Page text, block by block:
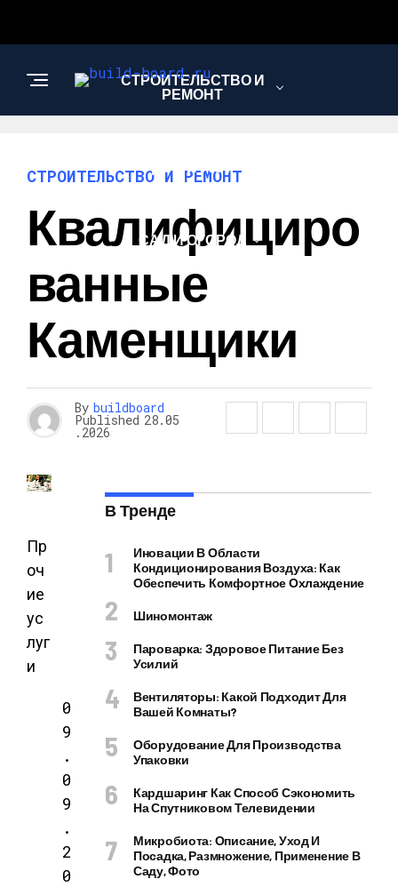
СТРОИТЕЛЬСТВО И
РЕМОНТ
ДОМ И УЮТ
САД И ОГОРОД
СТРОИТЕЛЬСТВО И РЕМОНТ
Квалифициро
Ванные
Каменщики
By buildboard
Published 28.05
.2026
Пр
оч
ие
ус
луг
и
0
9
.
0
9
.
2
0
В Тренде
Иновации В Области
Кондиционирования Воздуха: Как
Обеспечить Комфортное Охлаждение
Шиномонтаж
Пароварка: Здоровое Питание Без
Усилий
Вентиляторы: Какой Подходит Для
Вашей Комнаты?
Оборудование Для Производства
Упаковки
Кардшаринг Как Способ Сэкономить
На Спутниковом Телевидении
Микробиота: Описание, Уход И
Посадка, Размножение, Применение В
Саду, Фото